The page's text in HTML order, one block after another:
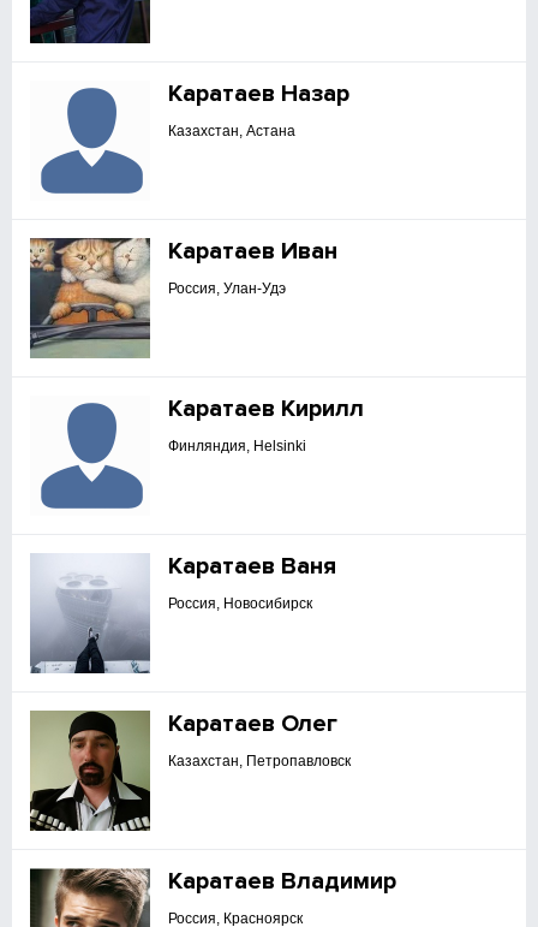
Каратаев Назар
Казахстан, Астана
Каратаев Иван
Россия, Улан-Удэ
Каратаев Кирилл
Финляндия, Helsinki
Каратаев Ваня
Россия, Новосибирск
Каратаев Олег
Казахстан, Петропавловск
Каратаев Владимир
Россия, Красноярск